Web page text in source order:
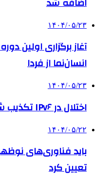
۱۴۰۴/۰۵/۲۳
آغاز برگزاری اولین
انسان‌نما از فردا
۱۴۰۴/۰۵/۲۳
اختلال در IPv۶ تکذیب شد
۱۴۰۴/۰۵/۲۲
باید فناوری‌های
تعیین کرد